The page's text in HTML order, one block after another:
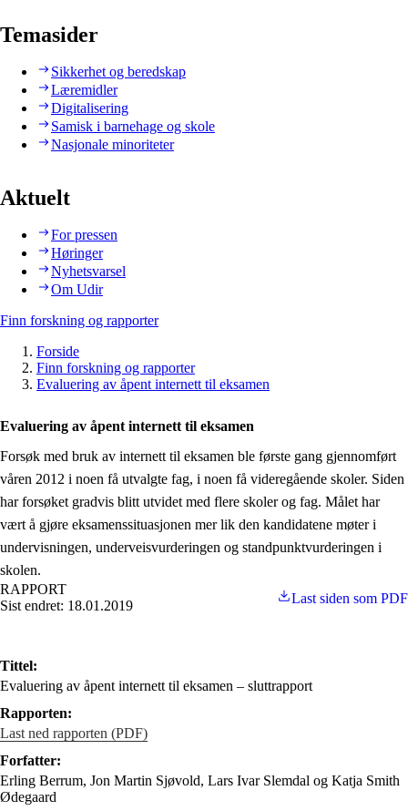
Temasider
Sikkerhet og beredskap
Læremidler
Digitalisering
Samisk i barnehage og skole
Nasjonale minoriteter
Aktuelt
For pressen
Høringer
Nyhetsvarsel
Om Udir
Finn forskning og rapporter
Forside
Finn forskning og rapporter
Evaluering av åpent internett til eksamen
Evaluering av åpent internett til eksamen
Forsøk med bruk av internett til eksamen ble første gang gjennomført
våren 2012 i noen få utvalgte fag, i noen få videregående skoler. Siden
har forsøket gradvis blitt utvidet med flere skoler og fag. Målet har
vært å gjøre eksamenssituasjonen mer lik den kandidatene møter i
undervisningen, underveisvurderingen og standpunktvurderingen i
skolen.
RAPPORT
Sist endret: 18.01.2019
Last siden som PDF
Tittel:
Evaluering av åpent internett til eksamen – sluttrapport
Rapporten:
Last ned rapporten (PDF)
Forfatter:
Erling Berrum, Jon Martin Sjøvold, Lars Ivar Slemdal og Katja Smith
Ødegaard